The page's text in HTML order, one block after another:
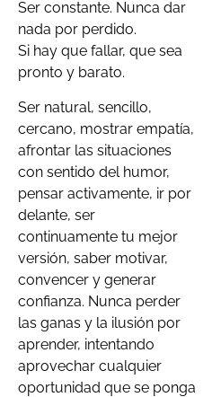
Ser constante. Nunca dar
nada por perdido.
Si hay que fallar, que sea
pronto y barato.
Ser natural, sencillo,
cercano, mostrar empatía,
afrontar las situaciones
con sentido del humor,
pensar activamente, ir por
delante, ser
continuamente tu mejor
versión, saber motivar,
convencer y generar
confianza. Nunca perder
las ganas y la ilusión por
aprender, intentando
aprovechar cualquier
oportunidad que se ponga